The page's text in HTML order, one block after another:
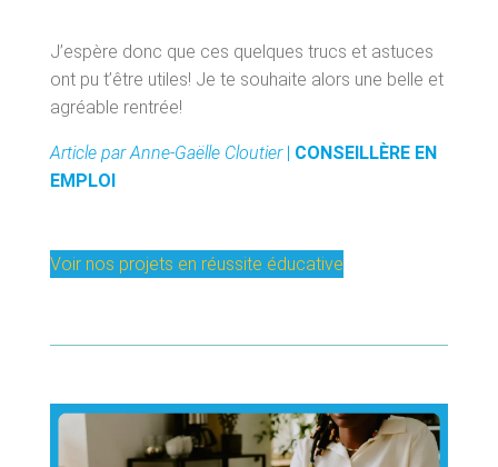
J’espère donc que ces quelques trucs et astuces
ont pu t’être utiles! Je te souhaite alors une belle et
agréable rentrée!
Article par Anne-Gaëlle Cloutier| CONSEILLÈRE EN
EMPLOI
Voir nos projets en réussite éducative